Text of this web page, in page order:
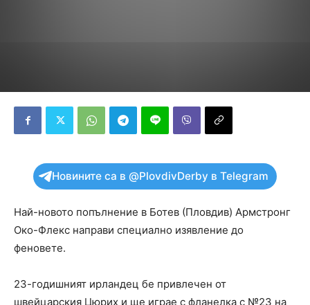
Новините са в @PlovdivDerby в Telegram
Най-новото попълнение в Ботев (Пловдив) Армстронг
Око-Флекс направи специално изявление до
феновете.
23-годишният ирландец бе привлечен от
швейцарския Цюрих и ще играе с фланелка с №23 на